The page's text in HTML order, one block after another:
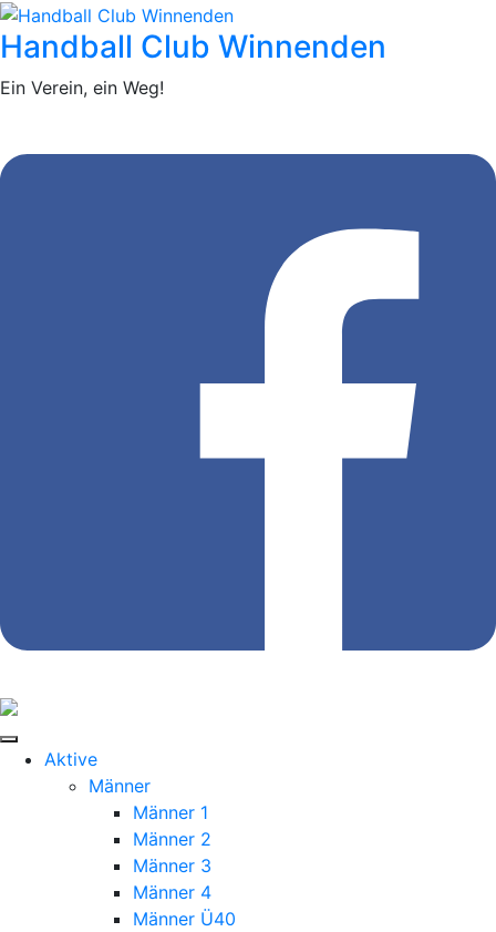
Handball Club Winnenden
Ein Verein, ein Weg!
Aktive
Männer
Männer 1
Männer 2
Männer 3
Männer 4
Männer Ü40